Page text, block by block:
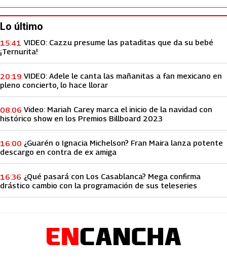
Lo último
VIDEO: Cazzu presume las pataditas que da su bebé
¡Ternurita!
15:41
VIDEO: Adele le canta las mañanitas a fan mexicano en
pleno concierto, lo hace llorar
20:19
Video: Mariah Carey marca el inicio de la navidad con
histórico show en los Premios Billboard 2023
08:06
¿Guarén o Ignacia Michelson? Fran Maira lanza potente
descargo en contra de ex amiga
16:00
¿Qué pasará con Los Casablanca? Mega confirma
drástico cambio con la programación de sus teleseries
16:36